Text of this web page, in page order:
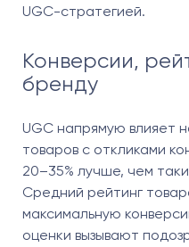
UGC-стратегией.
Конверсии,
бренду
UGC напрямую влияет
товаров с откликами
20–35% лучше, чем
Средний рейтинг
максимальную
оценки вызывают